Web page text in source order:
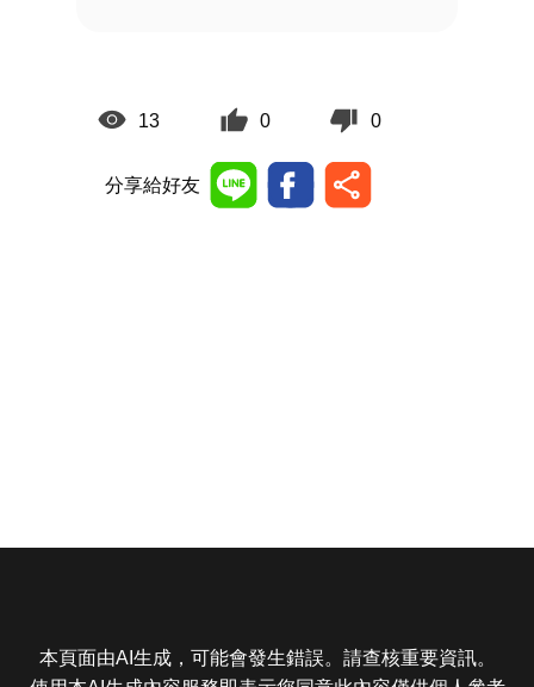
13 0 0
分享給好友
本頁面由AI生成，可能會發生錯誤。請查核重要資訊。